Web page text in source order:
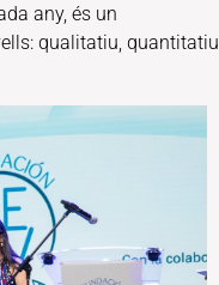
any, és un
qualitatiu, quantitatiu